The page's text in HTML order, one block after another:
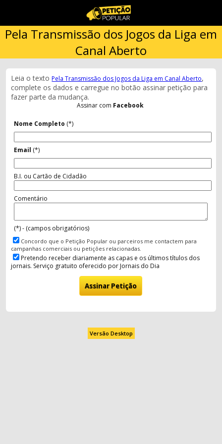
Pela Transmissão dos Jogos da Liga em
Canal Aberto
Leia o textoPela Transmissão dos Jogos da Liga em Canal Aberto,
complete os dados e carregue no botão assinar petição para
fazer parte da mudança.
Assinar com Facebook
Nome Completo (*)
Email (*)
B.I. ou Cartão de Cidadão
Comentário
(*) - (campos obrigatórios)
Concordo que o Petição Popular ou parceiros me contactem para
campanhas comerciais ou petições relacionadas.
Pretendo receber diariamente as capas e os últimos títulos dos
jornais. Serviço gratuito oferecido por Jornais do Dia
Versão Desktop